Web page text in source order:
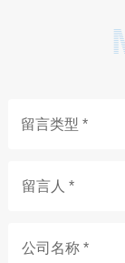
留言人 *
公司名称 *